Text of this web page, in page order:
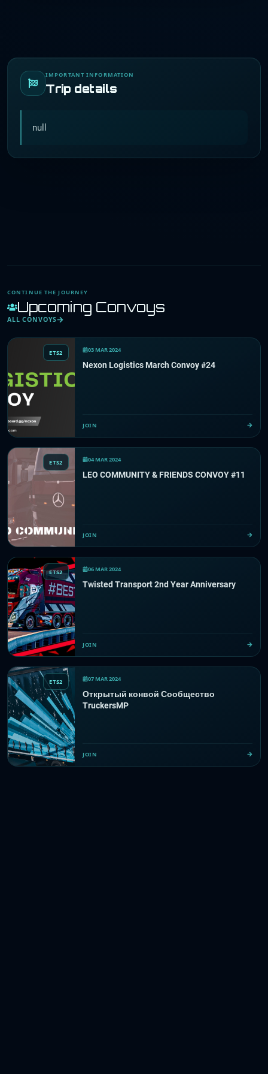
IMPORTANT INFORMATION
Trip details
null
CONTINUE THE JOURNEY
Upcoming Convoys
ALL CONVOYS
ETS2 03 MAR 2024
Nexon Logistics March Convoy #24
JOIN
ETS2 04 MAR 2024
LEO COMMUNITY & FRIENDS CONVOY #11
JOIN
ETS2 06 MAR 2024
Twisted Transport 2nd Year Anniversary
JOIN
ETS2 07 MAR 2024
Открытый конвой Сообщество
TruckersMP
JOIN